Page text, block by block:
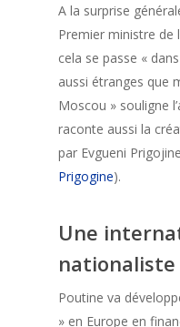
A la surprise
Premier ministre de
cela se passe «
aussi étranges que
Moscou » souligne
raconte aussi la
par Evgueni
Prigogine).
Une
nationaliste
Poutine va
» en Europe en